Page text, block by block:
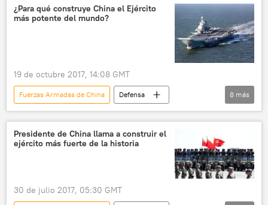
🌏 Asia
noticias
¿Para qué construye China el Ejército
más potente del mundo?
19 de octubre 2017, 14:08 GMT
Fuerzas Armadas de China
Defensa
Internacional
China
EEUU
Armada del Ejército Popular de Liberación
Ejército de China
🌏 Asia
8 más
Presidente de China llama a construir el
ejército más fuerte de la historia
30 de julio 2017, 05:30 GMT